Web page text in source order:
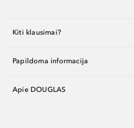
Kiti klausimai?
Papildoma informacija
Apie DOUGLAS